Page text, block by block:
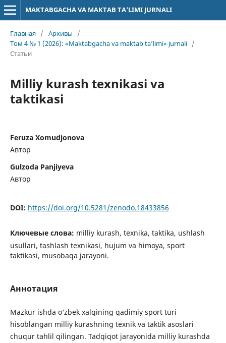
MAKTABGACHA VA MAKTAB TA’LIMI JURNALI
Главная / Архивы
/
Том 4 № 1 (2026): «Maktabgacha va maktab ta’limi» jurnali /
Статьи
Milliy kurash texnikasi va
taktikasi
Feruza Xomudjonova
Автор
Gulzoda Panjiyeva
Автор
DOI: https://doi.org/10.5281/zenodo.18433856
Ключевые слова: milliy kurash, texnika, taktika, ushlash
usullari, tashlash texnikasi, hujum va himoya, sport
taktikasi, musobaqa jarayoni.
Аннотация
Mazkur ishda o‘zbek xalqining qadimiy sport turi
hisoblangan milliy kurashning texnik va taktik asoslari
chuqur tahlil qilingan. Tadqiqot jarayonida milliy kurashda